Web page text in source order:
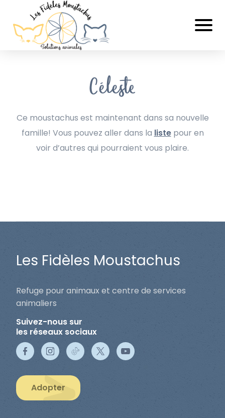
Céleste
Ce moustachus est maintenant dans sa nouvelle
famille! Vous pouvez aller dans la listepour en
voir d’autres qui pourraient vous plaire.
Les Fidèles Moustachus
Refuge pour animaux et centre de services
animaliers
Suivez-nous sur
les réseaux sociaux
Adopter